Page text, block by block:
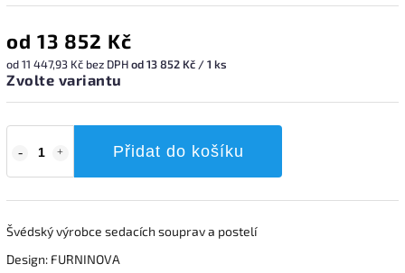
od 13 852 Kč
od11 447,93 Kč bez DPHod 13 852 Kč / 1 ks
Zvolte variantu
Přidat do košíku
Švédský výrobce sedacích souprav a postelí
Design: FURNINOVA